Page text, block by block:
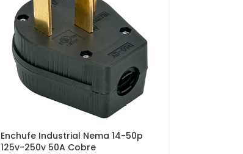
Enchufe Industrial Nema 14-50p
125v-250v 50A Cobre